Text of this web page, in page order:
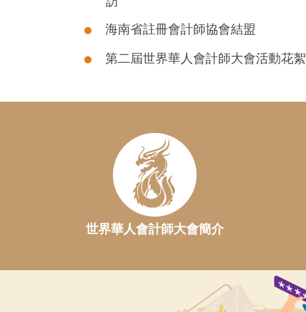
海南省註冊會計師協會結盟
第二屆世界華人會計師大會活動花絮
世界華人會計師大會簡介